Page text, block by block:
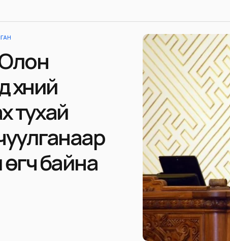
хүний
тухай
байна